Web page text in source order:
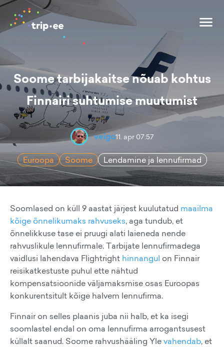
Soome tarbijakaitse nõuab kohtus
Finnairi suhtumise muutumist
veigo11. apr 07:57
Euroopa Soome Lendamine ja lennufirmad
Soomlased on küll 9 aastat järjest kuulutatud maailma
kõige õnnelikumaks rahvuseks, aga tundub, et
õnnelikkuse tase ei pruugi alati laieneda nende
rahvuslikule lennufirmale. Tarbijate lennufirmadega
vaidlusi lahendava Flightright hinnangul on Finnair
reisikatkestuste puhul ette nähtud
kompensatsioonide väljamaksmise osas Euroopas
konkurentsitult kõige halvem lennufirma.
Finnair on selles plaanis juba nii halb, et ka isegi
soomlastel endal on oma lennufirma arrogantsusest
küllalt saanud. Soome rahvushääling Ylevahendab, et